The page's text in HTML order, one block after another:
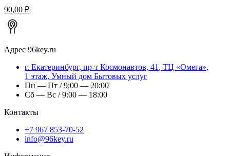
90,00 ₽
Адрес 96key.ru
г. Екатеринбург, пр-т Космонавтов, 41, ТЦ «Омега»,
1 этаж, Умный дом Бытовых услуг
Пн — Пт / 9:00 — 20:00
Сб — Вс / 9:00 — 18:00
Контакты
+7 967 853-70-52
info@96key.ru